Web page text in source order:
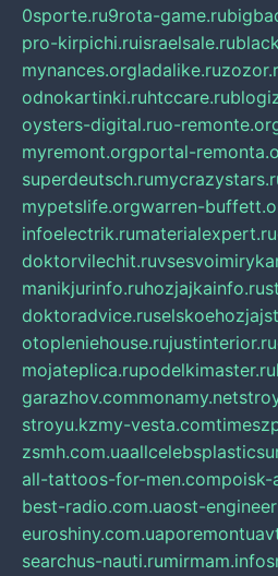
0sporte.ru9rota-game.ru
pro-kirpichi.ruisraelsale.ru
mynances.orgladalike.ru
odnokartinki.ruhtccare.ru
oysters-digital.ruo-
myremont.orgportal-
superdeutsch.ru
mypetslife.orgwarren-
infoelectrik.rumaterialexpert.ru
doktorvilechit.ru
manikjurinfo.ruhozjajkainfo.ru
doktoradvice.ru
otopleniehouse.rujustinterior.ru
mojateplica.rupodelkimaster.ru
garazhov.commonamy.net
stroyu.kzmy-vesta.com
zsmh.com.ua
all-tattoos-for-men.compoisk-
best-radio.com.uaost-
euroshiny.com.ua
searchus-nauti.rumirmam.info